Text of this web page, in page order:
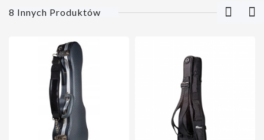
8 Innych Produktów